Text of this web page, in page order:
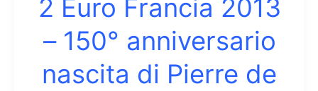
2 Euro Francia 2013
– 150° anniversario
nascita di Pierre de